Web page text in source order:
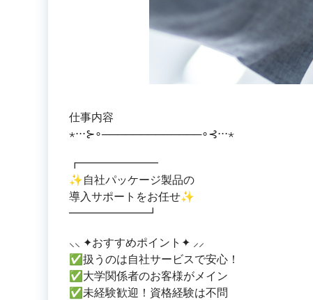
仕事内容
⋆⋅⋅⋅⊱∘─────────────∘⊰⋅⋅⋅⋆
┏━━━━━━━
✨自社パッケージ製品の
導入サポートをお任せ✨
━━━━━━━┛
⸜⸜ ✦おすすめポイント✦ ⸝⸝
✅扱うのは自社サービスで安心！
✅大学関係者のお客様がメイン
✅未経験歓迎！資格経験は不問